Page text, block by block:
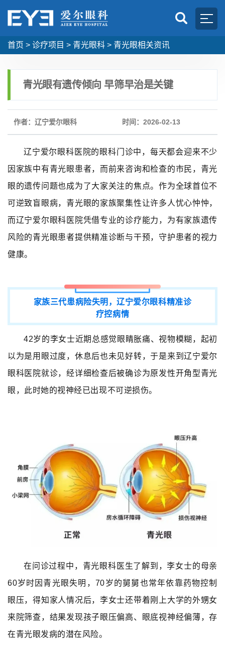
首页 > 诊疗项目 > 青光眼科 > 青光眼相关资讯
青光眼有遗传倾向 早筛早治是关键
作者：辽宁爱尔眼科 时间：2026-02-13
辽宁爱尔眼科医院的眼科门诊中，每天都会迎来不少
因家族中有青光眼患者，而前来咨询和检查的市民，青光
眼的遗传问题也成为了大家关注的焦点。作为全球首位不
可逆致盲眼病，青光眼的家族聚集性让许多人忧心忡忡，
而辽宁爱尔眼科医院凭借专业的诊疗能力，为有家族遗传
风险的青光眼患者提供精准诊断与干预，守护患者的视力
健康。
家族三代患病险失明，辽宁爱尔眼科精准诊
疗控病情
42岁的李女士近期总感觉眼睛胀痛、视物模糊，起初
以为是用眼过度，休息后也未见好转，于是来到辽宁爱尔
眼科医院就诊，经详细检查后被确诊为原发性开角型青光
眼，此时她的视神经已出现不可逆损伤。
在问诊过程中，青光眼科医生了解到，李女士的母亲
60岁时因青光眼失明，70岁的舅舅也常年依靠药物控制
眼压，得知家人情况后，李女士还带着刚上大学的外甥女
来院筛查，结果发现孩子眼压偏高、眼底视神经偏薄，存
在青光眼发病的潜在风险。